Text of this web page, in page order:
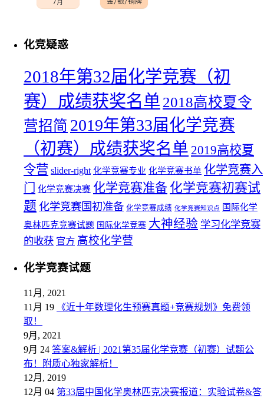
化竞疑惑
2018年第32届化学竞赛（初
赛）成绩获奖名单 2018高校夏令
营招简 2019年第33届化学竞赛
（初赛）成绩获奖名单 2019高校夏
令营 slider-right 化学竞赛专业 化学竞赛书单 化学竞赛入
门
化学竞赛决赛 化学竞赛准备 化学竞赛初赛试
题 化学竞赛国初准备 化学竞赛成绩 化学竞赛知识点
国际化学
奥林匹克竞赛试题 国际化学竞赛 大神经验 学习化学竞赛
的收获 官方 高校化学营
化学竞赛试题
11月, 2021
11月 19
《近十年数理化生预赛真题+竞赛规划》免费领
取！
9月, 2021
9月 24 答案&解析 | 2021第35届化学竞赛（初赛）试题公
布！附质心独家解析！
12月, 2019
12月 04 第33届中国化学奥林匹克决赛报道：实验试卷&答